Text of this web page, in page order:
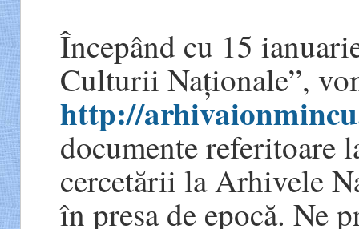
Începând cu 15
Culturii Naționale”,
http://
documente referitoare
cercetării la Arhivele
în presa de epocă. Ne